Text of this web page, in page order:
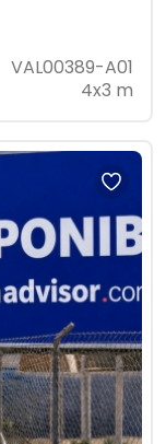
VAL00389-A01
4x3 m